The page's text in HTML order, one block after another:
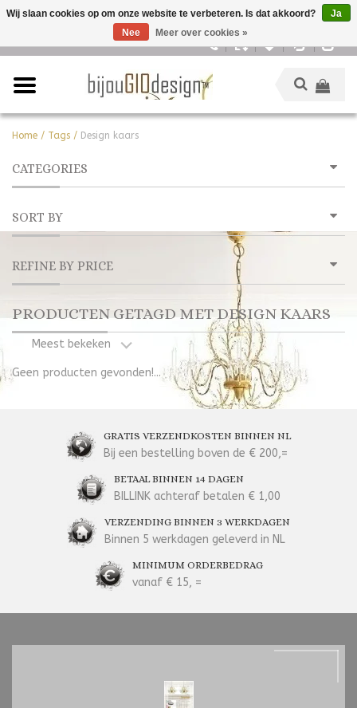
Home / Tags / Design kaars
CATEGORIES
SORT BY
REFINE BY PRICE
PRODUCTEN GETAGD MET DESIGN KAARS
Meest bekeken
Geen producten gevonden!...
GRATIS VERZENDKOSTEN BINNEN NL
Bij een bestelling boven de € 200,=
BETAAL BINNEN 14 DAGEN
BILLINK achteraf betalen € 1,00
VERZENDING BINNEN 3 WERKDAGEN
Binnen 5 werkdagen geleverd in NL
MINIMUM ORDERBEDRAG
vanaf € 15, =
Wij slaan cookies op om onze website te verbeteren. Is dat akkoord?
Ja
Nee
Meer over cookies »